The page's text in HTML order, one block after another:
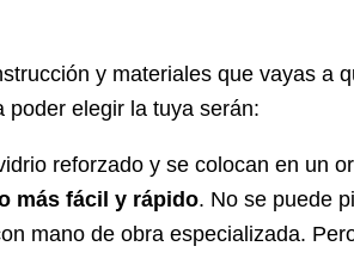
y materiales que vayas a
poder elegir la tuya serán:
reforzado y se colocan en un
más fácil y rápido. No se puede
mano de obra especializada.